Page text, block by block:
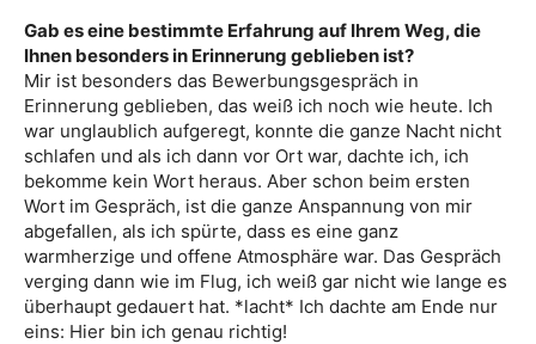
Gab es eine bestimmte Erfahrung auf Ihrem Weg, die
Ihnen besonders in Erinnerung geblieben ist?
Mir ist besonders das Bewerbungsgespräch in
Erinnerung geblieben, das weiß ich noch wie heute. Ich
war unglaublich aufgeregt, konnte die ganze Nacht nicht
schlafen und als ich dann vor Ort war, dachte ich, ich
bekomme kein Wort heraus. Aber schon beim ersten
Wort im Gespräch, ist die ganze Anspannung von mir
abgefallen, als ich spürte, dass es eine ganz
warmherzige und offene Atmosphäre war. Das Gespräch
verging dann wie im Flug, ich weiß gar nicht wie lange es
überhaupt gedauert hat. *lacht* Ich dachte am Ende nur
eins: Hier bin ich genau richtig!